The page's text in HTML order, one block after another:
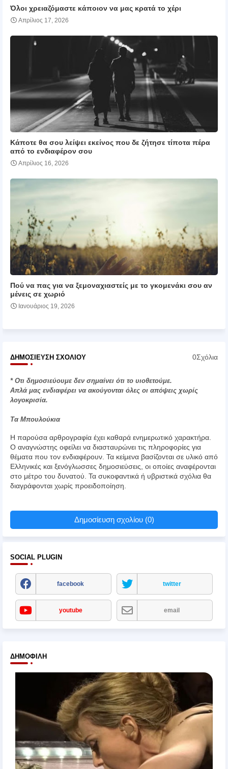
Όλοι χρειαζόμαστε κάποιον να μας κρατά το χέρι
Απρίλιος 17, 2026
Κάποτε θα σου λείψει εκείνος που δε ζήτησε τίποτα πέρα
από το ενδιαφέρον σου
Απρίλιος 16, 2026
Πού να πας για να ξεμοναχιαστείς με το γκομενάκι σου αν
μένεις σε χωριό
Ιανουάριος 19, 2026
ΔΗΜΟΣΊΕΥΣΗ ΣΧΟΛΊΟΥ 0Σχόλια
* Οτι δημοσιεύουμε δεν σημαίνει ότι το υιοθετούμε.
Απλά μας ενδιαφέρει να ακούγονται όλες οι απόψεις χωρίς
λογοκρισία.
Τα Μπουλούκια
Η παρούσα αρθρογραφία έχει καθαρά ενημερωτικό χαρακτήρα.
Ο αναγνώστης οφείλει να διασταυρώνει τις πληροφορίες για
θέματα που τον ενδιαφέρουν. Τα κείμενα βασίζονται σε υλικό από
Ελληνικές και ξενόγλωσσες δημοσιεύσεις, οι οποίες αναφέρονται
στο μέτρο του δυνατού. Τα συκοφαντικά ή υβριστικά σχόλια θα
διαγράφονται χωρίς προειδοποίηση.
Δημοσίευση σχολίου (0)
SOCIAL PLUGIN
facebook twitter
youtube email
ΔΗΜΟΦΙΛΉ